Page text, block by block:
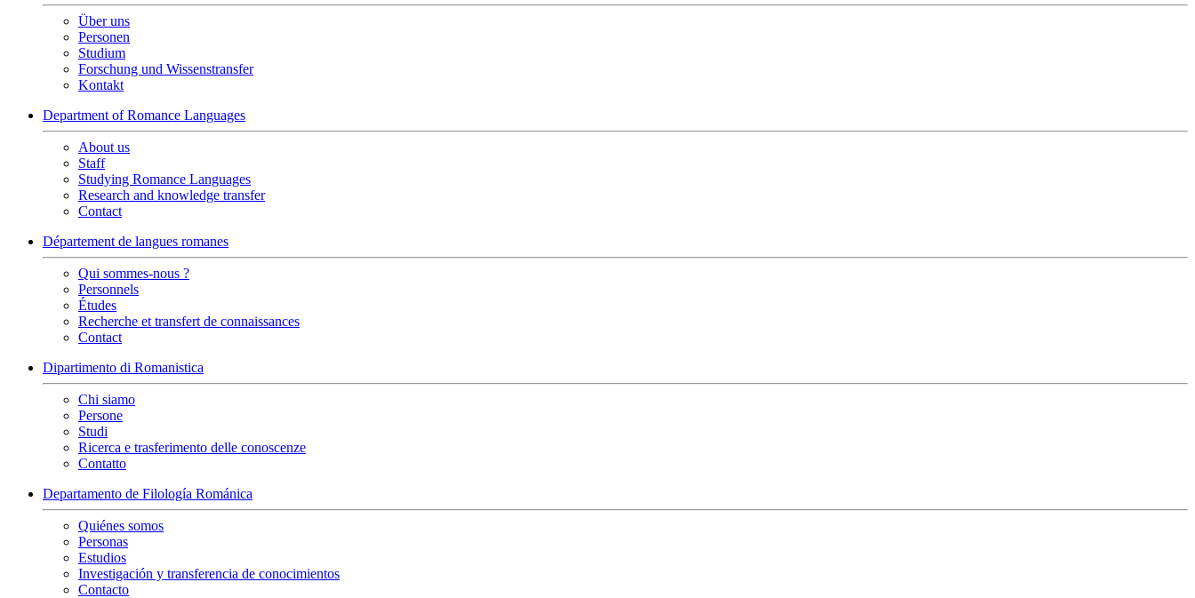
Über uns
Personen
Studium
Forschung und Wissenstransfer
Kontakt
Department of Romance Languages
About us
Staff
Studying Romance Languages
Research and knowledge transfer
Contact
Département de langues romanes
Qui sommes-nous ?
Personnels
Études
Recherche et transfert de connaissances
Contact
Dipartimento di Romanistica
Chi siamo
Persone
Studi
Ricerca e trasferimento delle conoscenze
Contatto
Departamento de Filología Románica
Quiénes somos
Personas
Estudios
Investigación y transferencia de conocimientos
Contacto